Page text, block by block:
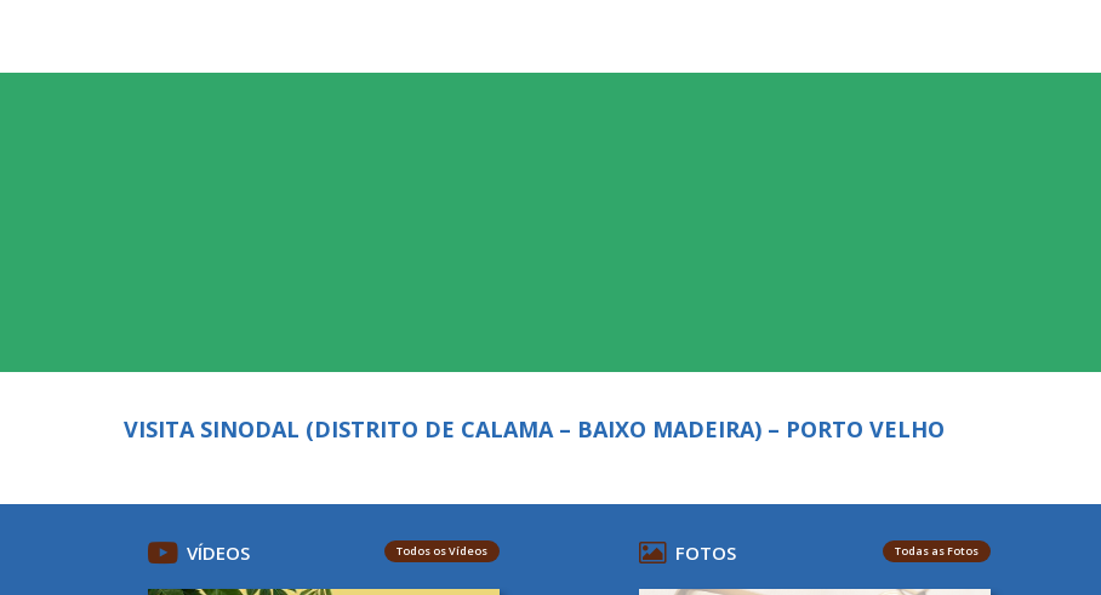
VISITA SINODAL (DISTRITO DE CALAMA – BAIXO MADEIRA) – PORTO VELHO
VÍDEOS Todos os Vídeos FOTOS Todas as Fotos